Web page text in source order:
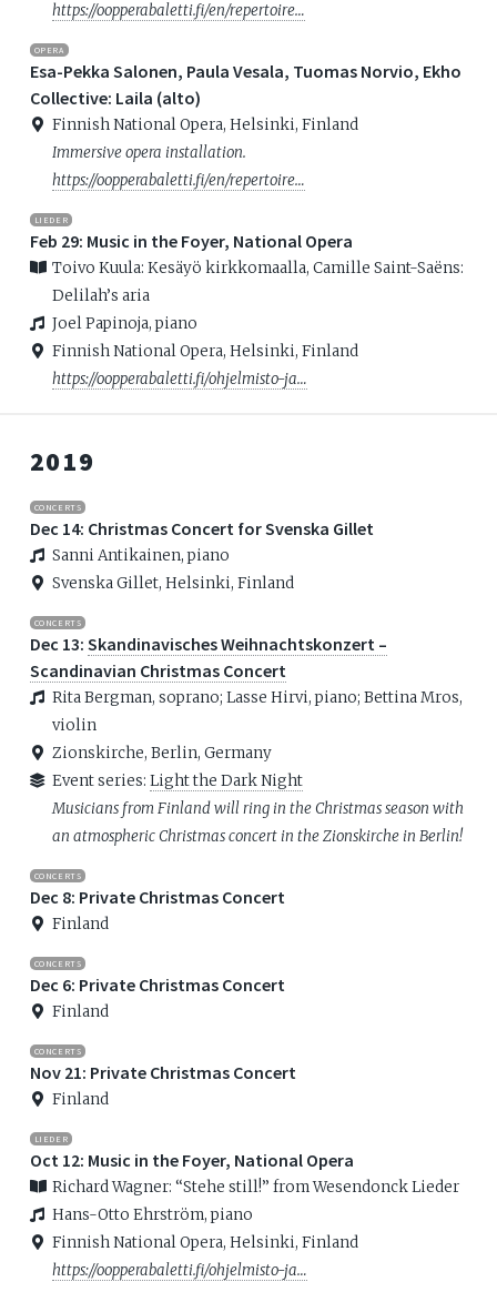
https://oopperabaletti.fi/en/repertoire…
OPERA
Esa-Pekka Salonen, Paula Vesala, Tuomas Norvio, Ekho
Collective: Laila (alto)
Finnish National Opera, Helsinki, Finland
Immersive opera installation.
https://oopperabaletti.fi/en/repertoire…
LIEDER
Feb 29: Music in the Foyer, National Opera
Toivo Kuula: Kesäyö kirkkomaalla, Camille Saint-Saëns:
Delilah’s aria
Joel Papinoja, piano
Finnish National Opera, Helsinki, Finland
https://oopperabaletti.fi/ohjelmisto-ja…
2019
CONCERTS
Dec 14: Christmas Concert for Svenska Gillet
Sanni Antikainen, piano
Svenska Gillet, Helsinki, Finland
CONCERTS
Dec 13: Skandinavisches Weihnachtskonzert –
Scandinavian Christmas Concert
Rita Bergman, soprano; Lasse Hirvi, piano; Bettina Mros,
violin
Zionskirche, Berlin, Germany
Event series: Light the Dark Night
Musicians from Finland will ring in the Christmas season with
an atmospheric Christmas concert in the Zionskirche in Berlin!
CONCERTS
Dec 8: Private Christmas Concert
Finland
CONCERTS
Dec 6: Private Christmas Concert
Finland
CONCERTS
Nov 21: Private Christmas Concert
Finland
LIEDER
Oct 12: Music in the Foyer, National Opera
Richard Wagner: “Stehe still!” from Wesendonck Lieder
Hans-Otto Ehrström, piano
Finnish National Opera, Helsinki, Finland
https://oopperabaletti.fi/ohjelmisto-ja…